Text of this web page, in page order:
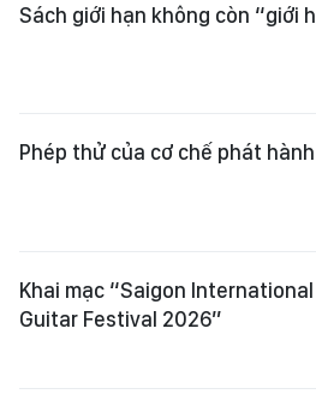
Sách giới hạn không còn “giới
Phép thử của cơ chế phát
Khai mạc “Saigon International
Guitar Festival 2026”